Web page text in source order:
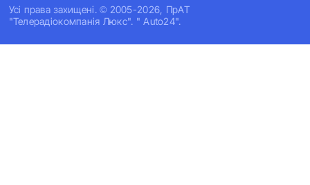
Усi права захищенi. © 2005-2026, ПрАТ
"Телерадіокомпанія Люкс". " Auto24".